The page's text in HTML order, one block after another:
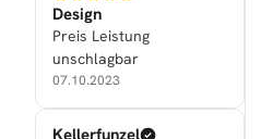
Design
Preis Leistung
unschlagbar
07.10.2023
Kellerfunzel